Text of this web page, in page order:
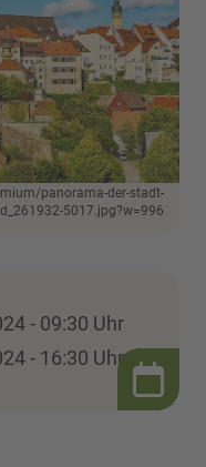
panorama-der-stadt-
5017.jpg?w=996
- 09:30 Uhr
- 16:30 Uhr